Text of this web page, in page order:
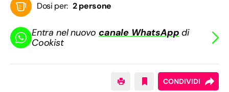
Dosi per: 2 persone
Entra nel nuovocanale WhatsApp di
Cookist
CONDIVIDI